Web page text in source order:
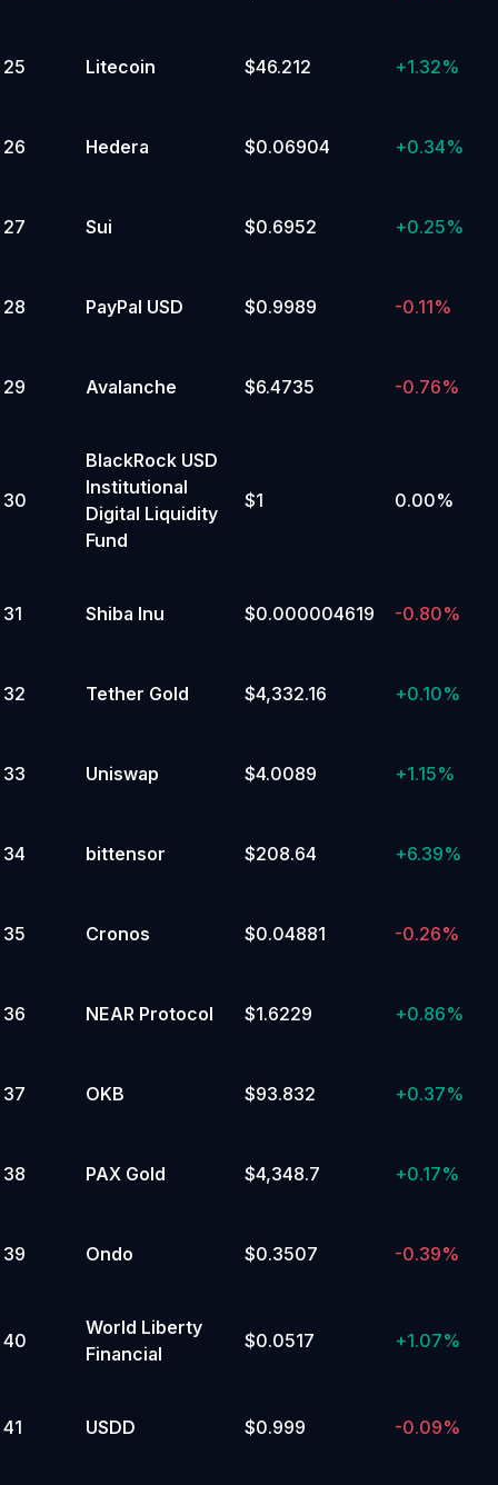
25 Litecoin $46.212 +1.32%
26 Hedera $0.06904 +0.34%
27 Sui $0.6952 +0.25%
28 PayPal USD $0.9989 -0.11%
29 Avalanche $6.4735 -0.76%
30
BlackRock USD
Institutional
Digital Liquidity
Fund
$1 0.00%
31 Shiba Inu $0.000004619 -0.80%
32 Tether Gold $4,332.16 +0.10%
33 Uniswap $4.0089 +1.15%
34 bittensor $208.64 +6.39%
35 Cronos $0.04881 -0.26%
36 NEAR Protocol $1.6229 +0.86%
37 OKB $93.832 +0.37%
38 PAX Gold $4,348.7 +0.17%
39 Ondo $0.3507 -0.39%
40
World Liberty
Financial
$0.0517 +1.07%
41 USDD $0.999 -0.09%